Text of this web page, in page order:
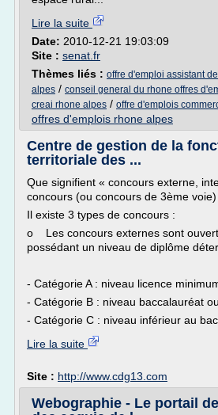
Lire la suite
Date: 2010-12-21 19:03:09
Site : senat.fr
Thèmes liés : offre d'emploi assistant
alpes / conseil general du rhone offres
creai rhone alpes / offre d'emplois
offres d'emplois rhone alpes
Centre de gestion de la
territoriale des ...
Que signifient « concours externe,
concours (ou concours de 3ème
Il existe 3 types de concours :
o Les concours externes sont
possédant un niveau de diplôme
- Catégorie A : niveau licence
- Catégorie B : niveau baccalauréat
- Catégorie C : niveau inférieur au
Lire la suite
Site : http://www.cdg13.com
Webographie - Le portail